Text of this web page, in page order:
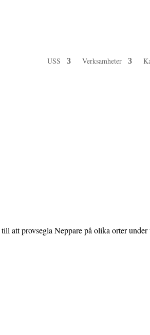
USS Verksamheter
att provsegla Neppare på olika orter under